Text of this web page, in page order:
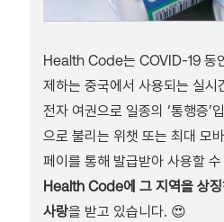
Health Code는 COVID-19 동
제하는 중국에서 사용되는 실시
전자 여권으로 일종의 ‘통행증’
으로 불리는 위챗 또는 최대 모
페이를 통해 발급받아 사용할
Health Code에 그 지역을 상징
사랑을 받고 있습니다. 😍